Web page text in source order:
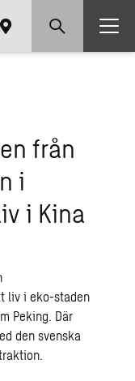
från
i
i Kina
liv i eko-staden
Peking. Där
den svenska